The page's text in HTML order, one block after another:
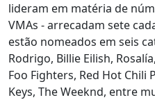
lideram em matéria de
VMAs - arrecadam sete
estão nomeados em seis
Rodrigo, Billie Eilish,
Foo Fighters, Red Hot Chili
Keys, The Weeknd, entre